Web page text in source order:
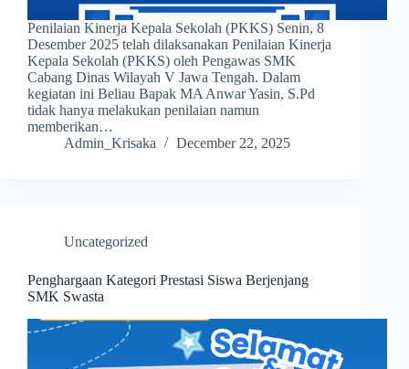
Penilaian Kinerja Kepala Sekolah (PKKS) Senin, 8
Desember 2025 telah dilaksanakan Penilaian Kinerja
Kepala Sekolah (PKKS) oleh Pengawas SMK
Cabang Dinas Wilayah V Jawa Tengah. Dalam
kegiatan ini Beliau Bapak MA Anwar Yasin, S.Pd
tidak hanya melakukan penilaian namun
memberikan…
Admin_Krisaka
December 22, 2025
Uncategorized
Penghargaan Kategori Prestasi Siswa Berjenjang
SMK Swasta